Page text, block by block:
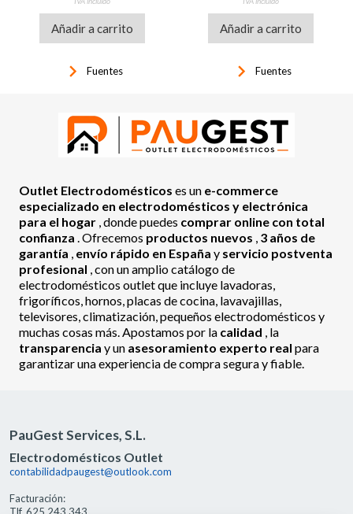
Añadir a carrito
keyboard_arrow_right Fuentes
Añadir a carrito
keyboard_arrow_right Fuentes
Outlet Electrodomésticos es un e-commerce
especializado en electrodomésticos y electrónica
para el hogar , donde puedes comprar online con total
confianza . Ofrecemos productos nuevos , 3 años de
garantía , envío rápido en España y servicio postventa
profesional , con un amplio catálogo de
electrodomésticos outlet que incluye lavadoras,
frigoríficos, hornos, placas de cocina, lavavajillas,
televisores, climatización, pequeños electrodomésticos y
muchas cosas más. Apostamos por la calidad , la
transparencia y un asesoramiento experto real para
garantizar una experiencia de compra segura y fiable.
PauGest Services, S.L.
Electrodomésticos Outlet
contabilidadpaugest@outlook.com
Facturación: